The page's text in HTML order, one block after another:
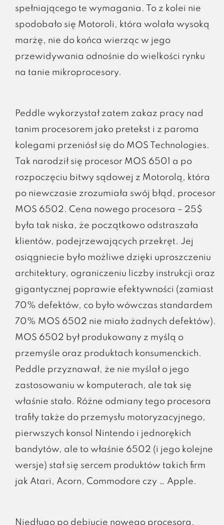
spełniającego te wymagania. To z kolei nie
spodobało się Motoroli, która wolała wysoką
marżę, nie do końca wierząc w jego
przewidywania odnośnie do wielkości rynku
na tanie mikroprocesory.
Peddle wykorzystał zatem zakaz pracy nad
tanim procesorem jako pretekst i z paroma
kolegami przeniósł się do MOS Technologies.
Tak narodził się procesor MOS 6501 a po
rozpoczęciu bitwy sądowej z Motorolą, która
po niewczasie zrozumiała swój błąd, procesor
MOS 6502. Cena nowego procesora – 25$
była tak niska, że początkowo odstraszała
klientów, podejrzewających przekręt. Jej
osiągniecie było możliwe dzięki uproszczeniu
architektury, ograniczeniu liczby instrukcji oraz
gigantycznej poprawie efektywności (zamiast
70% defektów, co było wówczas standardem
70% MOS 6502 nie miało żadnych defektów).
MOS 6502 był produkowany z myślą o
przemyśle oraz produktach konsumenckich.
Peddle przyznawał, że nie myślał o jego
zastosowaniu w komputerach, ale tak się
właśnie stało. Różne odmiany tego procesora
trafiły także do przemysłu motoryzacyjnego,
pierwszych konsol Nintendo i jednorękich
bandytów, ale to właśnie 6502 (i jego kolejne
wersje) stał się sercem produktów takich firm
jak Atari, Acorn, Commodore czy … Apple.
Niedługo po debiucie nowego procesora,